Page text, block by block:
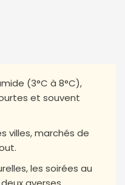
(3°C à 8°C),
et souvent
villes, marchés de
les soirées au